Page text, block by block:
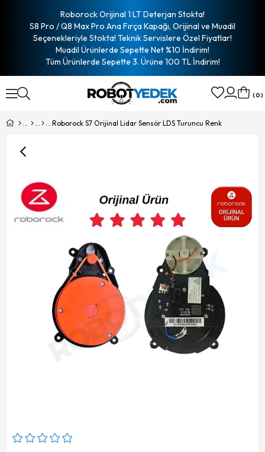
Roborock Orijinal 1 LT Deterjan Stokta!
S8 Pro / Q8 Max Pro Ana Fırça Kapağı, Orijinal ve Muadil
Seçenekleriyle Stokta! Teknik Servislere Özel Fiyatlar!
Muadil Ürünlerde Sepette Net %10 İndirim!
Tüm Ürünlerde Sepette 3. Ürüne 100 TL İndirim!
0
Roborock S7 Orijinal Lidar Sensör LDS Turuncu Renk